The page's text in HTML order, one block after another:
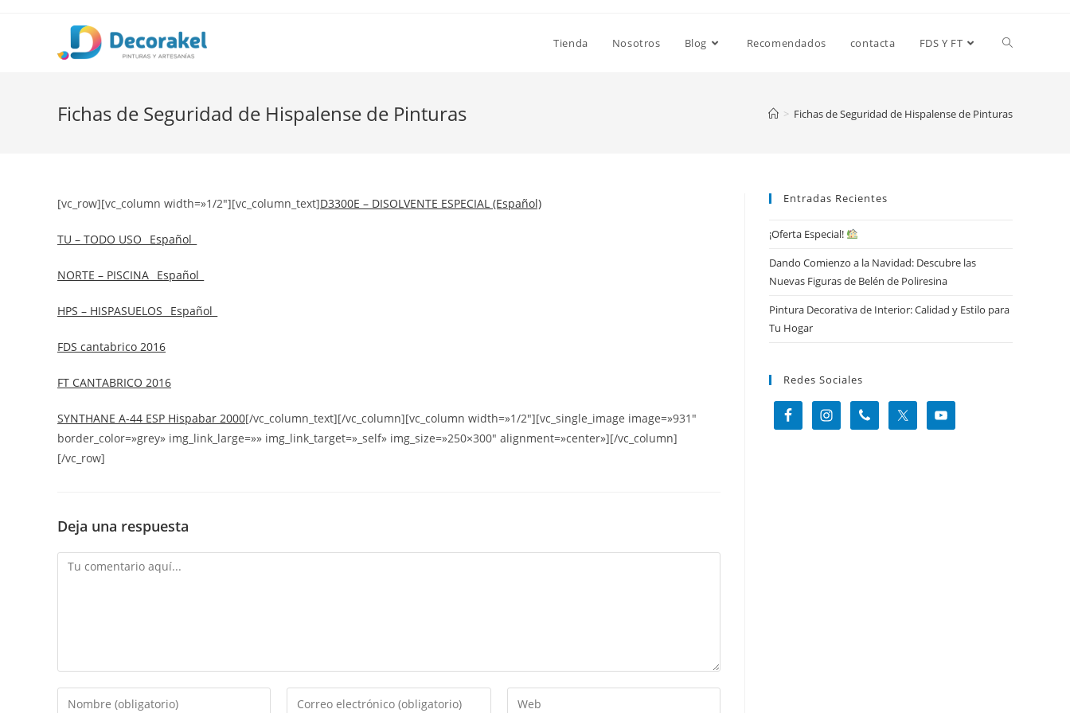
Tienda Nosotros Blog Recomendados contacta FDS Y FT Alternar
Fichas de Seguridad de Hispalense de Pinturas > Fichas de Seguridad de Hispalense de Pinturas
[vc_row][vc_column width=»1/2″][vc_column_text]D3300E – DISOLVENTE ESPECIAL (Español)
TU – TODO USO _Español_
NORTE – PISCINA _Español_
HPS – HISPASUELOS _Español_
FDS cantabrico 2016
FT CANTABRICO 2016
SYNTHANE A-44 ESP Hispabar 2000[/vc_column_text][/vc_column][vc_column width=»1/2″][vc_single_image image=»931″
border_color=»grey» img_link_large=»» img_link_target=»_self» img_size=»250×300″ alignment=»center»][/vc_column]
[/vc_row]
Deja una respuesta
Comentario
Introduce
Introduce
Introduce
Entradas Recientes
¡Oferta Especial!
Dando Comienzo a la Navidad: Descubre las
Nuevas Figuras de Belén de Poliresina
Pintura Decorativa de Interior: Calidad y Estilo para
Tu Hogar
Redes Sociales